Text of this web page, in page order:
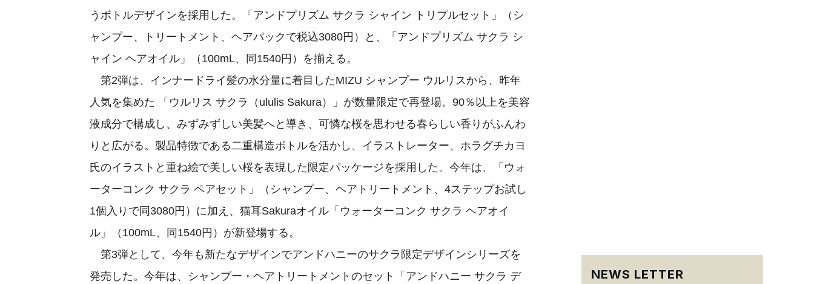
うボトルデザインを採用した。「アンドプリズム サクラ シャイン トリプルセット」（シ
ャンプー、トリートメント、ヘアパックで税込3080円）と、「アンドプリズム サクラ シ
ャイン ヘアオイル」（100mL、同1540円）を揃える。
第2弾は、インナードライ髪の水分量に着目したMIZU シャンプー ウルリスから、昨年
人気を集めた 「ウルリス サクラ（ululis Sakura）」が数量限定で再登場。90％以上を美容
液成分で構成し、みずみずしい美髪へと導き、可憐な桜を思わせる春らしい香りがふんわ
りと広がる。製品特徴である二重構造ボトルを活かし、イラストレーター、ホラグチカヨ
氏のイラストと重ね絵で美しい桜を表現した限定パッケージを採用した。今年は、「ウォ
ーターコンク サクラ ペアセット」（シャンプー、ヘアトリートメント、4ステップお試し
1個入りで同3080円）に加え、猫耳Sakuraオイル「ウォーターコンク サクラ ヘアオイ
ル」（100mL、同1540円）が新登場する。
第3弾として、今年も新たなデザインでアンドハニーのサクラ限定デザインシリーズを
発売した。今年は、シャンプー・ヘアトリートメントのセット「アンドハニー サクラ デ
NEWS LETTER